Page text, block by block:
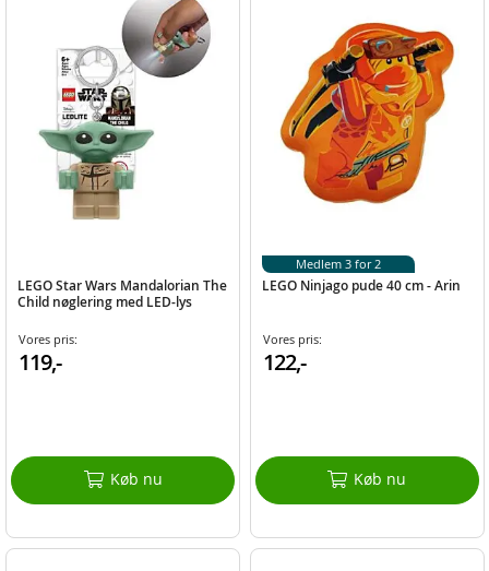
LEGO Star Wars Mandalorian The
Child nøglering med LED-lys
Vores pris:
119,-
Køb nu
LEGO Ninjago pude 40 cm - Arin
Vores pris:
122,-
Køb nu
Medlem 3 for 2